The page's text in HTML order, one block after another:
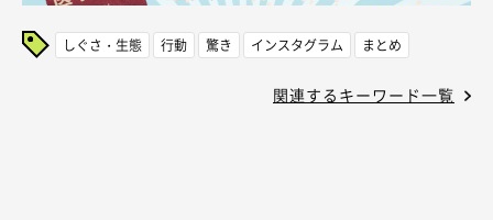
しぐさ・生態 行動 驚き インスタグラム まとめ
関連するキーワード一覧